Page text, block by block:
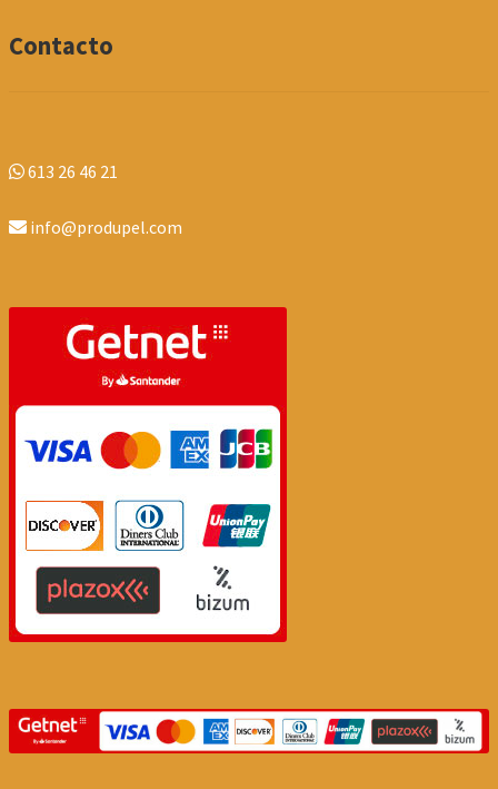
Contacto
613 26 46 21
info@produpel.com